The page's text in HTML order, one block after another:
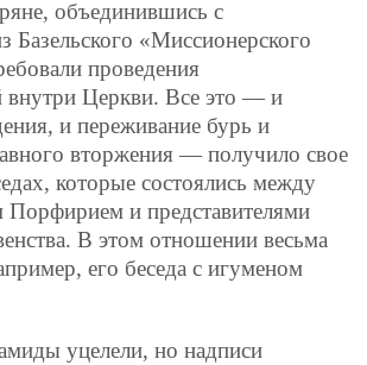
объединившись с
Базельского «Миссионерского
проведения
внутри Церкви. Все это — и
и переживание бурь и
вторжения — получило свое
которые состоялись между
и представителями
В этом отношении весьма
его беседа с игуменом
уцелели, но надписи